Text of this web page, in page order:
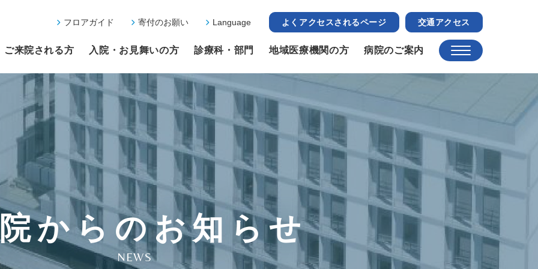
フロアガイド 寄付のお願い Language よくアクセスされるページ 交通アクセス
ご来院される方 入院・お見舞いの方 診療科・部門 地域医療機関の方 病院のご案内
からのお知らせ
NEWS